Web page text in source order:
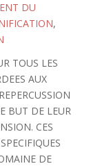
DU
,
TOUS LES
AUX
BUT DE LEUR
CES
DE